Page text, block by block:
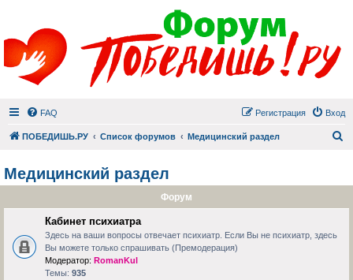
FAQ Вход
Регистрация
ПОБЕДИШЬ.РУ Список форумов Медицинский раздел
Медицинский раздел
Форум
Кабинет психиатра
Здесь на ваши вопросы отвечает психиатр. Если Вы не психиатр, здесь
Вы можете только спрашивать (Премодерация)
Модератор: RomanKul
Темы: 935